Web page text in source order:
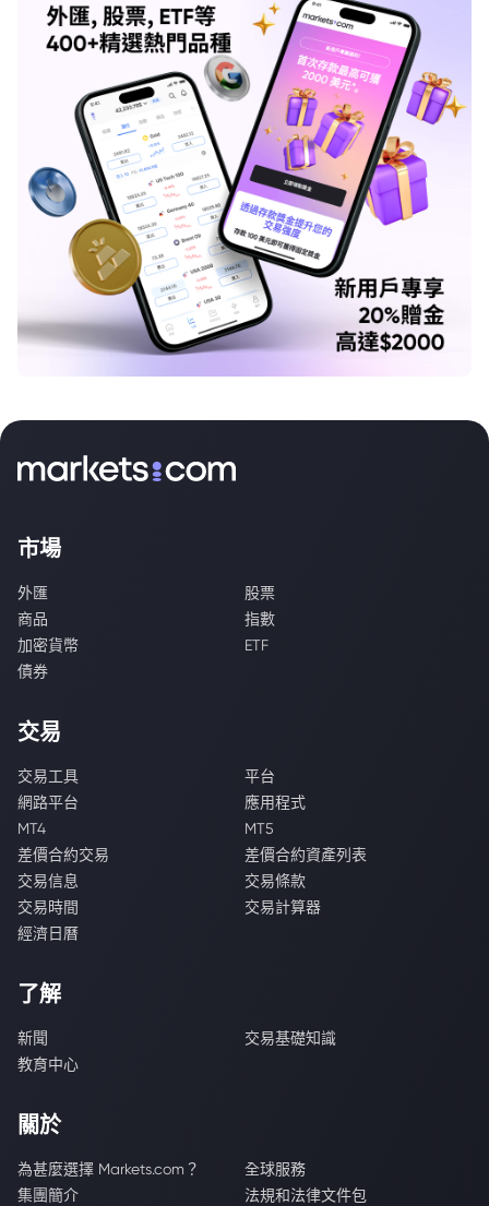
市場
外匯
股票
商品
指數
加密貨幣
ETF
債券
交易
交易工具
平台
網路平台
應用程式
MT4
MT5
差價合約交易
差價合約資產列表
交易信息
交易條款
交易時間
交易計算器
經濟日曆
了解
新聞
交易基礎知識
教育中心
關於
為甚麼選擇 Markets.com？
全球服務
集團簡介
法規和法律文件包